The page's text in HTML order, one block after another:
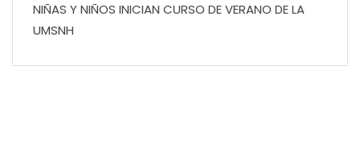
NIÑAS Y NIÑOS INICIAN CURSO DE VERANO DE LA
UMSNH